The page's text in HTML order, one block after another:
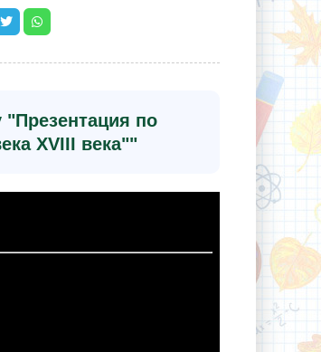
"Презентация по
XVIII века""